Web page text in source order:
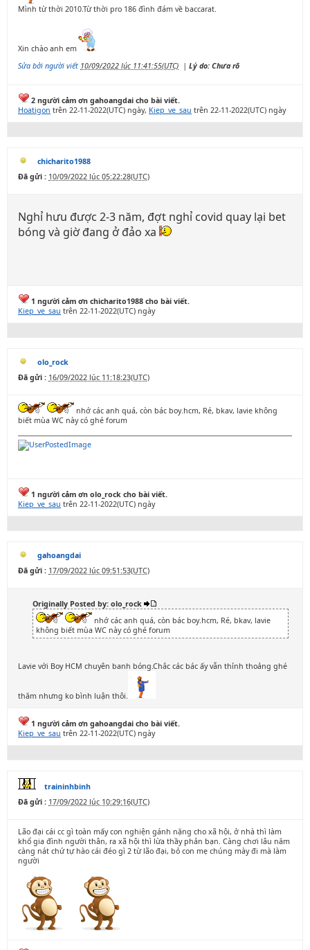
Mình từ thời 2010.Từ thời pro 186 đình đám về baccarat.
Xin chào anh em
Sửa bởi người viết 10/09/2022 lúc 11:41:55(UTC) | Lý do: Chưa rõ
2 người cảm ơn gahoangdai cho bài viết.
Hoatigon trên 22-11-2022(UTC) ngày, Kiep_ve_sau trên 22-11-2022(UTC) ngày
chicharito1988
Đã gửi : 10/09/2022 lúc 05:22:28(UTC)
Nghỉ hưu được 2-3 năm, đợt nghỉ covid quay lại bet
bóng và giờ đang ở đảo xa
1 người cảm ơn chicharito1988 cho bài viết.
Kiep_ve_sau trên 22-11-2022(UTC) ngày
olo_rock
Đã gửi : 16/09/2022 lúc 11:18:23(UTC)
nhớ các anh quá, còn bác boy.hcm, Ré, bkav, lavie không
biết mùa WC này có ghé forum
1 người cảm ơn olo_rock cho bài viết.
Kiep_ve_sau trên 22-11-2022(UTC) ngày
gahoangdai
Đã gửi : 17/09/2022 lúc 09:51:53(UTC)
Originally Posted by: olo_rock
nhớ các anh quá, còn bác boy.hcm, Ré, bkav, lavie
không biết mùa WC này có ghé forum
Lavie với Boy HCM chuyên banh bóng.Chắc các bác ấy vẫn thỉnh thoảng ghé
thăm nhưng ko bình luận thôi.
1 người cảm ơn gahoangdai cho bài viết.
Kiep_ve_sau trên 22-11-2022(UTC) ngày
traininhbinh
Đã gửi : 17/09/2022 lúc 10:29:16(UTC)
Lão đại cái cc gì toàn mấy con nghiện gánh nặng cho xã hội, ở nhà thì làm
khổ gia đình người thân, ra xã hội thì lừa thầy phản bạn. Càng chơi lâu năm
càng nát chứ tự hào cái đéo gì 2 từ lão đại, bỏ con mẹ chúng mày đi mà làm
người